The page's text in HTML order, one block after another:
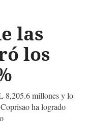
las
los
8,205.6 millones y lo
ha logrado